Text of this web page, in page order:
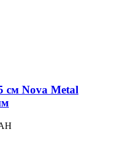
см Nova Metal